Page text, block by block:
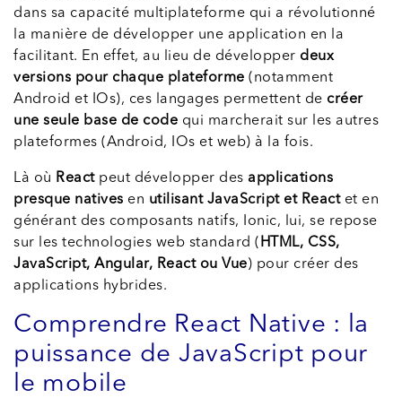
dans sa capacité multiplateforme qui a révolutionné
la manière de développer une application en la
facilitant. En effet, au lieu de développer deux
versions pour chaque plateforme (notamment
Android et IOs), ces langages permettent de créer
une seule base de code qui marcherait sur les autres
plateformes (Android, IOs et web) à la fois.
Là où React peut développer des applications
presque natives en utilisant JavaScript et Reactet en
générant des composants natifs, Ionic, lui, se repose
sur les technologies web standard ( HTML, CSS,
JavaScript, Angular, React ou Vue) pour créer des
applications hybrides.
Comprendre React Native : la
puissance de JavaScript pour
le mobile